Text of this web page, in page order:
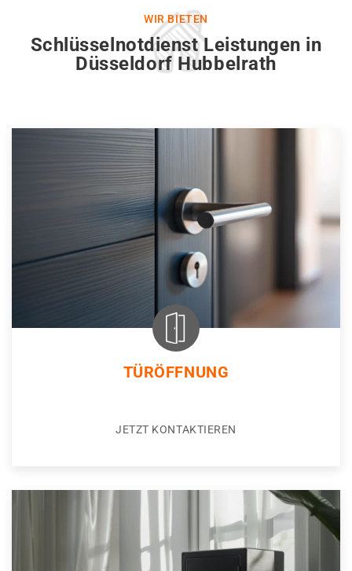
WIR BIETEN
Schlüsselnotdienst Leistungen in
Düsseldorf Hubbelrath
TÜRÖFFNUNG
JETZT KONTAKTIEREN